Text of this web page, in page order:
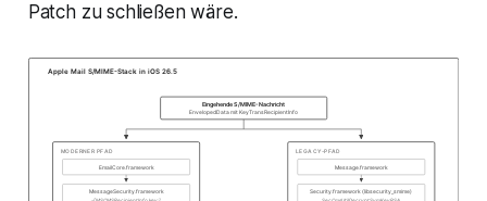
Patch zu schließen wäre.